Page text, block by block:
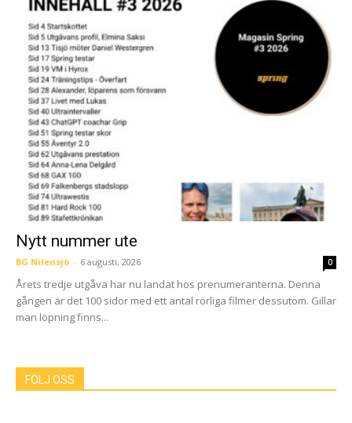
Nytt nummer ute
BG Nilensjö - 6 augusti, 2026 0
Årets tredje utgåva har nu landat hos prenumeranterna. Denna
gången är det 100 sidor med ett antal rörliga filmer dessutom. Gillar
man löpning finns...
FÖLJ OSS